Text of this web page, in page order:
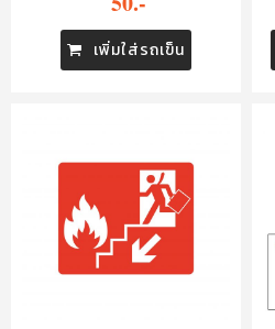
เพิ่มใส่รถเข็น